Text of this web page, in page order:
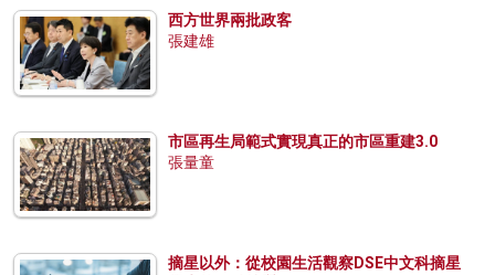
西方世界兩批政客
張建雄
市區再生局範式實現真正的市區重建3.0
張量童
摘星以外：從校園生活觀察DSE中文科摘星